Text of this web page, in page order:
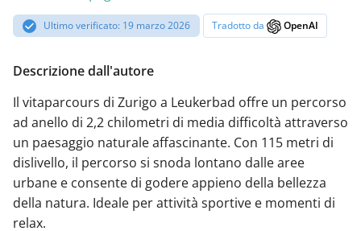
Ultimo verificato: 19 marzo 2026 Tradotto da OpenAI
Descrizione dall'autore
Il vitaparcours di Zurigo a Leukerbad offre un percorso
ad anello di 2,2 chilometri di media difficoltà attraverso
un paesaggio naturale affascinante. Con 115 metri di
dislivello, il percorso si snoda lontano dalle aree
urbane e consente di godere appieno della bellezza
della natura. Ideale per attività sportive e momenti di
relax.